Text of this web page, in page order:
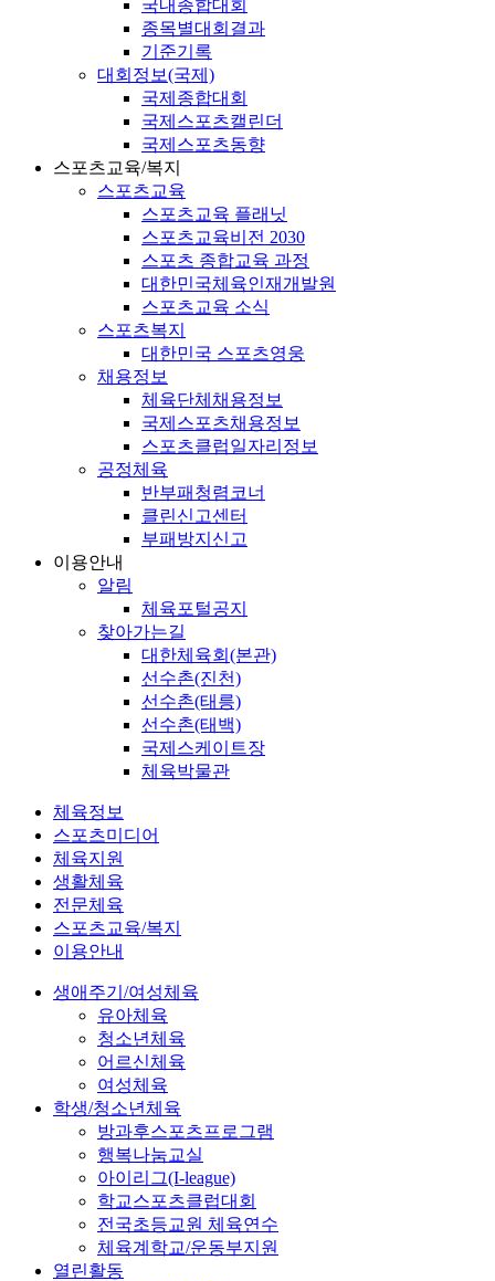
국내종합대회
종목별대회결과
기준기록
대회정보(국제)
국제종합대회
국제스포츠캘린더
국제스포츠동향
스포츠교육/복지
스포츠교육
스포츠교육 플래닛
스포츠교육비전 2030
스포츠 종합교육 과정
대한민국체육인재개발원
스포츠교육 소식
스포츠복지
대한민국 스포츠영웅
채용정보
체육단체채용정보
국제스포츠채용정보
스포츠클럽일자리정보
공정체육
반부패청렴코너
클린신고센터
부패방지신고
이용안내
알림
체육포털공지
찾아가는길
대한체육회(본관)
선수촌(진천)
선수촌(태릉)
선수촌(태백)
국제스케이트장
체육박물관
체육정보
스포츠미디어
체육지원
생활체육
전문체육
스포츠교육/복지
이용안내
생애주기/여성체육
유아체육
청소년체육
어르신체육
여성체육
학생/청소년체육
방과후스포츠프로그램
행복나눔교실
아이리그(I-league)
학교스포츠클럽대회
전국초등교원 체육연수
체육계학교/운동부지원
열린활동